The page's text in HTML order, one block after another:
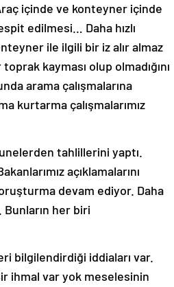
içinde ve konteyner içinde
edilmesi… Daha hızlı
ile ilgili bir iz alır almaz
kayması olup olmadığını
arama çalışmalarına
kurtarma çalışmalarımız
tahlillerini yaptı.
açıklamalarını
devam ediyor. Daha
her biri
bilgilendirdiği iddiaları var.
ihmal var yok meselesinin